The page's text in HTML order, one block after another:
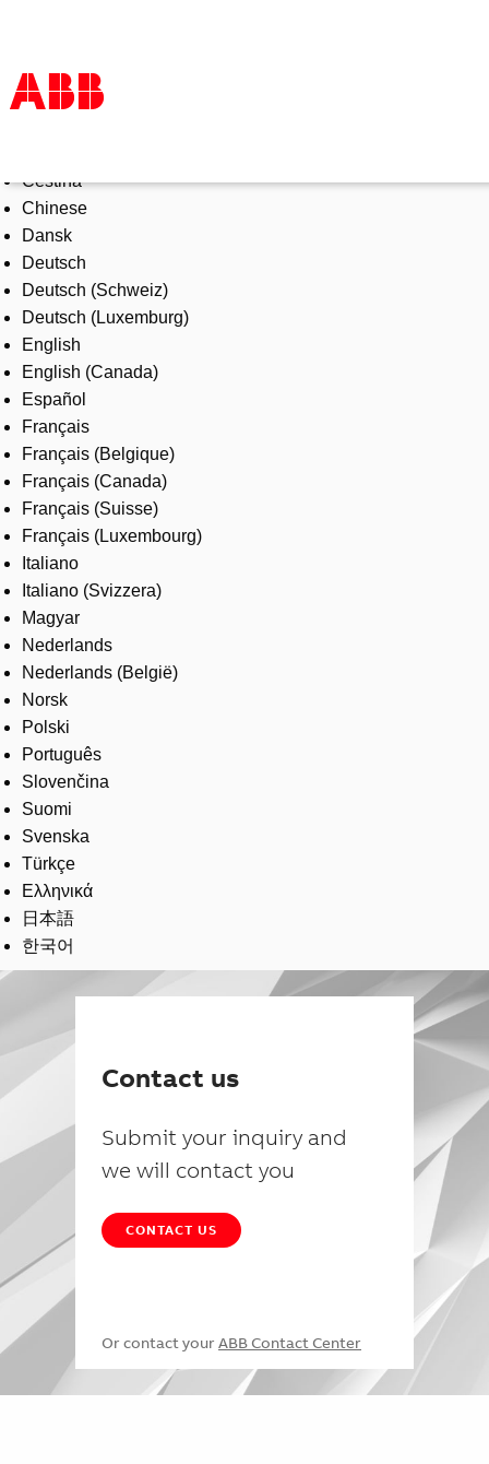
Products & Solutions
Industries
Services
About us
Where to buy
Contact us
Careers
Čeština
Chinese
Dansk
Deutsch
Deutsch (Schweiz)
Deutsch (Luxemburg)
English
English (Canada)
Español
Français
Français (Belgique)
Français (Canada)
Français (Suisse)
Français (Luxembourg)
Italiano
Italiano (Svizzera)
Magyar
Nederlands
Nederlands (België)
Norsk
Polski
Português
Slovenčina
Suomi
Svenska
Türkçe
Ελληνικά
日本語
한국어
Contact us
Submit your inquiry and
we will contact you
CONTACT US
Or contact your ABB Contact Center